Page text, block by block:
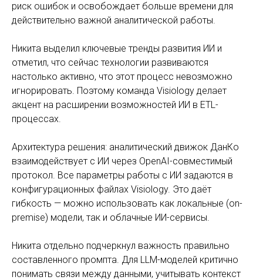
риск ошибок и освобождает больше времени для
действительно важной аналитической работы.
Никита выделил ключевые тренды развития ИИ и
отметил, что сейчас технологии развиваются
настолько активно, что этот процесс невозможно
игнорировать. Поэтому команда Visiology делает
акцент на расширении возможностей ИИ в ETL-
процессах.
Архитектура решения: аналитический движок ДанКо
взаимодействует с ИИ через OpenAI-совместимый
протокол. Все параметры работы с ИИ задаются в
конфигурационных файлах Visiology. Это даёт
гибкость — можно использовать как локальные (on-
premise) модели, так и облачные ИИ-сервисы.
Никита отдельно подчеркнул важность правильно
составленного промпта. Для LLM-моделей критично
понимать связи между данными, учитывать контекст